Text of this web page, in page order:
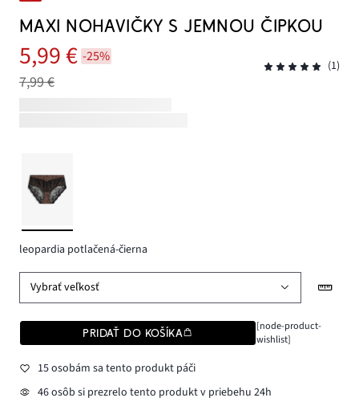
MAXI NOHAVIČKY S JEMNOU ČIPKOU
5,99 € -25%
7,99 €
(1)
leopardia potlačená-čierna
Vybrať veľkosť
PRIDAŤ DO KOŠÍKA
[node-product-
wishlist]
15 osobám sa tento produkt páči
46 osôb si prezrelo tento produkt v priebehu 24h